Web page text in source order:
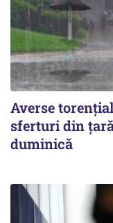
Averse
sferturi din
duminică